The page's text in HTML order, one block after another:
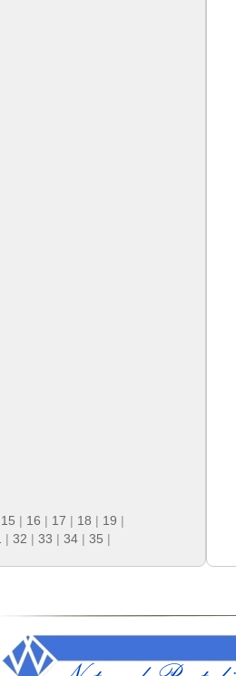
15 | 16 | 17 | 18 | 19 |
| 32 | 33 | 34 | 35 |